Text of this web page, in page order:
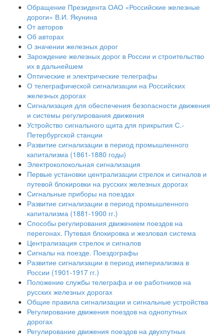
Обращение Президента ОАО «Российские железные
дороги» В.И. Якунина
От авторов
Об авторах
О значении железных дорог
Зарождение железных дорог в России и строительство
их в дальнейшем
Оптические и электрические телеграфы
О телеграфической сигнализации на Российских
железных дорогах
Сигнализация для обеспечения безопасности движения
и системы регулирования движения
Устройство сигнального щита для прикрытия С.-
Петербургской станции
Развитие сигнализации в период промышленного
капитализма (1861-1880 годы)
Электроколокольная сигнализация
Первые установки централизации стрелок и сигналов и
путевой блокировки на русских железных дорогах
Сигнальные приборы на поездах
Развитие сигнализации в период промышленного
капитализма (1881-1900 гг.)
Способы регулирования движением поездов на
перегонах. Путевая блокировка и жезловая система
Централизация стрелок и сигналов
Сигналы на поезде. Поездографы
Развитие сигнализации в период империализма в
России (1901-1917 гг.)
Положение службы телеграфа и ее работников на
русских железных дорогах
Общие правила сигнализации и сигнальные устройства
Регулирование движения поездов на однопутных
дорогах
Регулирование движения поездов на двухпутных